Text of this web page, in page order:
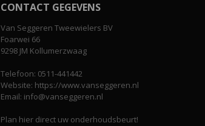
CONTACT GEGEVENS
Van Seggeren Tweewielers BV
Foarwei 66
9298 JM Kollumerzwaag
Telefoon: 0511-441442
Website: https://www.vanseggeren.nl
Email: info@vanseggeren.nl
Plan hier direct uw onderhoudsbeurt!